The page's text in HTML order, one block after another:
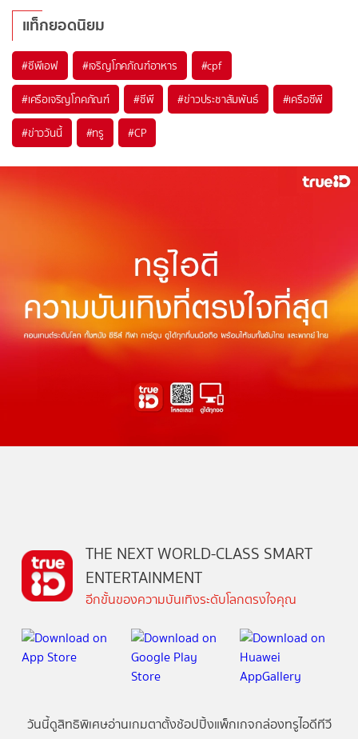
แท็กยอดนิยม
#ซีพีเอฟ #เจริญโภคภัณฑ์อาหาร #cpf
#เครือเจริญโภคภัณฑ์ #ซีพี #ข่าวประชาสัมพันธ์ #เครือซีพี
#ข่าววันนี้ #ทรู #CP
THE NEXT WORLD-CLASS SMART
ENTERTAINMENT
อีกขั้นของความบันเทิงระดับโลกตรงใจคุณ
วันนี้ดูสิทธิพิเศษอ่านเกมตาตั้งช้อปปิ้งแพ็กเกจกล่องทรูไอดีทีวี